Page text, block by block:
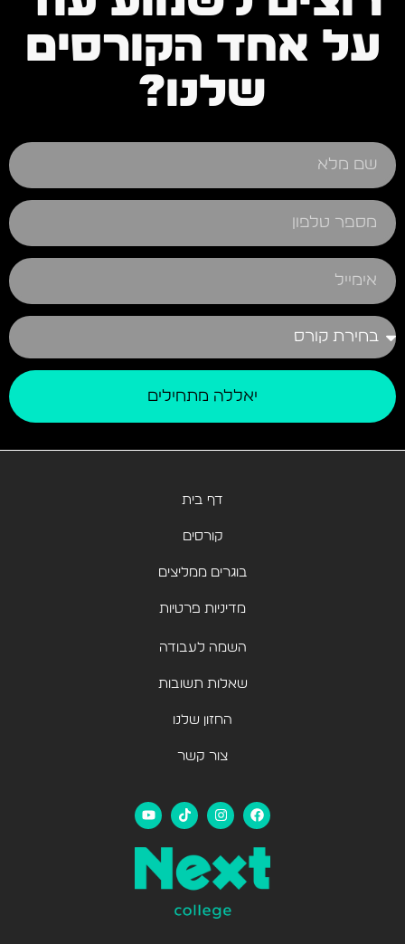
על אחד הקורסים
שלנו?
יאללה מתחילים
דף בית
קורסים
בוגרים ממליצים
מדיניות פרטיות
השמה לעבודה
שאלות תשובות
החזון שלנו
צור קשר